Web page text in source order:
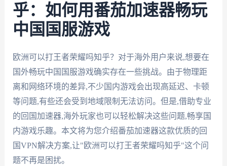
乎：如何用番茄加速器畅玩
中国国服游戏
欧洲可以打王者荣耀吗知乎？对于海外用户来说,想要在
国外畅玩中国国服游戏确实存在一些挑战。由于物理距
离和网络环境的差异,不少国内游戏会出现高延迟、卡顿
等问题,有些还会受到地域限制无法访问。但是,借助专业
的回国加速器,海外玩家也可以轻松解决这些问题,畅享国
内游戏乐趣。本文将为您介绍番茄加速器这款优质的回
国VPN解决方案,让"欧洲可以打王者荣耀吗知乎"这个问
题不再是困扰。